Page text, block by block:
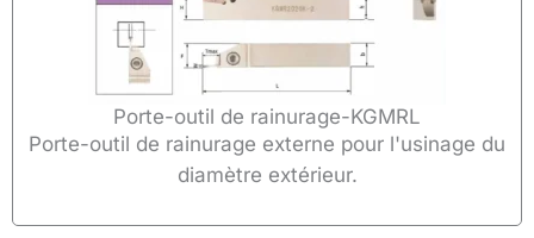
Porte-outil de rainurage-KGMRL
Porte-outil de rainurage externe pour l'usinage du
diamètre extérieur.